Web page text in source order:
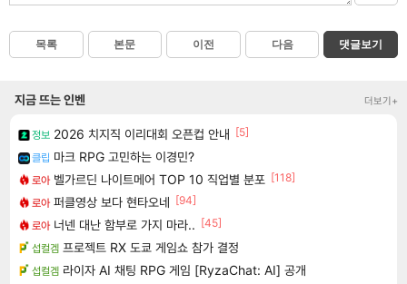
목록 본문 이전 다음 댓글보기
지금 뜨는 인벤 더보기+
정보 2026 치지직 이리대회 오픈컵 안내 [5]
클립 마크 RPG 고민하는 이경민?
로아 벨가르딘 나이트메어 TOP 10 직업별 분포 [118]
로아 퍼클영상 보다 현타오네 [94]
로아 너넨 대난 함부로 가지 마라.. [45]
섭컬겜 프로젝트 RX 도쿄 게임쇼 참가 결정
섭컬겜 라이자 AI 채팅 RPG 게임 [RyzaChat: AI] 공개